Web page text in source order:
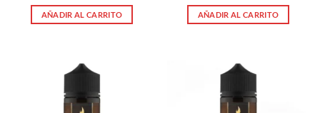
AÑADIR AL CARRITO AÑADIR AL CARRITO